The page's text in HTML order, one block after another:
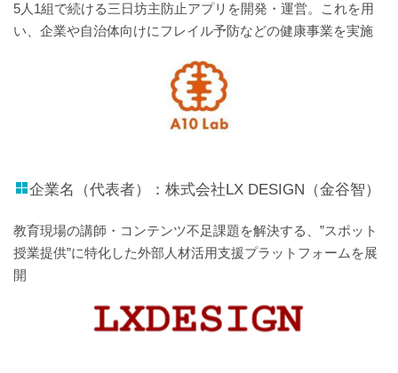
5人1組で続ける三日坊主防止アプリを開発・運営。これを用
い、企業や自治体向けにフレイル予防などの健康事業を実施
企業名（代表者）：株式会社LX DESIGN（金谷智）
教育現場の講師・コンテンツ不足課題を解決する、”スポット
授業提供”に特化した外部人材活用支援プラットフォームを展
開